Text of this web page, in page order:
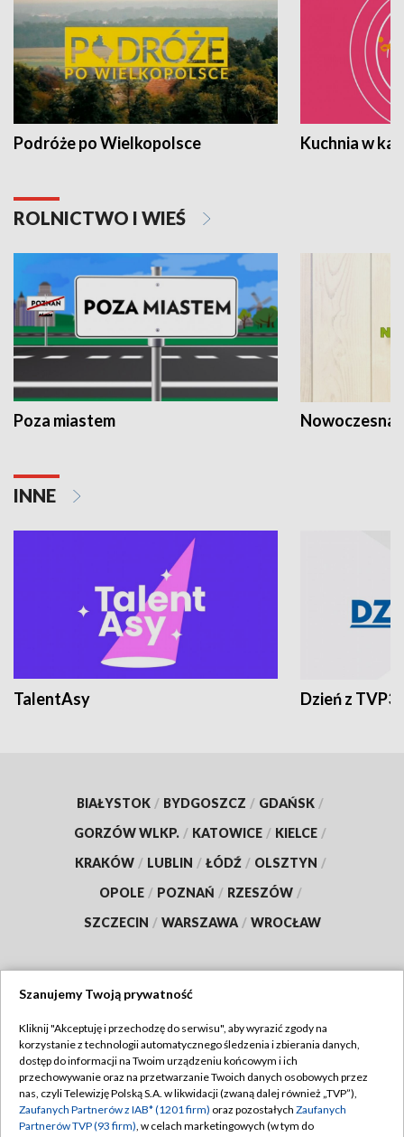
Podróże po Wielkopolsce Kuchnia w
ROLNICTWO I WIEŚ
Poza miastem Nowoczesna
INNE
TalentAsy Dzień z TVP3
BIAŁYSTOK / BYDGOSZCZ / GDAŃSK /
GORZÓW WLKP. / KATOWICE / KIELCE /
KRAKÓW / LUBLIN / ŁÓDŹ / OLSZTYN /
OPOLE / POZNAŃ / RZESZÓW /
SZCZECIN / WARSZAWA / WROCŁAW
TVP
Abonament TVP
Emisja w TVP
Regulamin TVP
Polityka prywatności
Szanujemy Twoją prywatność
Kliknij "Akceptuję i przechodzę do serwisu", aby wyrazić zgody na
korzystanie z technologii automatycznego śledzenia i zbierania danych,
dostęp do informacji na Twoim urządzeniu końcowym i ich
przechowywanie oraz na przetwarzanie Twoich danych osobowych przez
nas, czyli Telewizję Polską S.A. w likwidacji (zwaną dalej również „TVP”),
Zaufanych Partnerów z IAB* (1201 firm) oraz pozostałych Zaufanych
Partnerów TVP (93 firm), w celach marketingowych (w tym do